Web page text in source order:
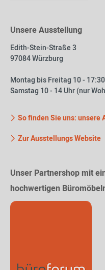
Unsere Ausstellung
Edith-Stein-Straße 3
97084 Würzburg
Montag bis Freitag 10 -
Samstag 10 - 14 Uhr (nur
So finden Sie uns: unsere
Zur Ausstellungs Website
Unser Partnershop mit
hochwertigen